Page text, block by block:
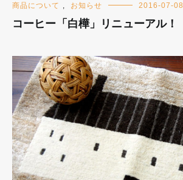
商品について お知らせ 2016-07-08
コーヒー「白樺」リニューアル！